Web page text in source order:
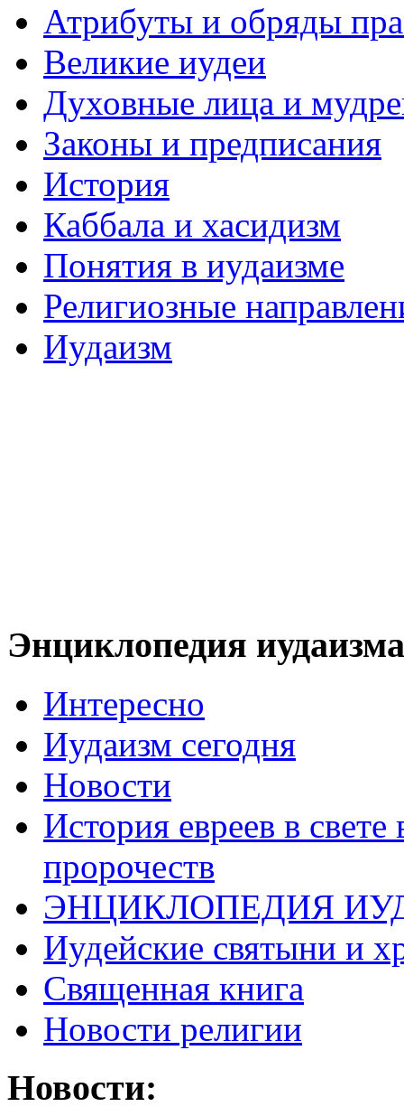
Атрибуты и обряды
Великие иудеи
Духовные лица и
Законы и предписания
История
Каббала и хасидизм
Понятия в иудаизме
Религиозные
Иудаизм
Энциклопедия иудаизма
Интересно
Иудаизм сегодня
Новости
История евреев в
пророчеств
ЭНЦИКЛОПЕДИЯ
Иудейские святыни и
Священная книга
Новости религии
Новости: